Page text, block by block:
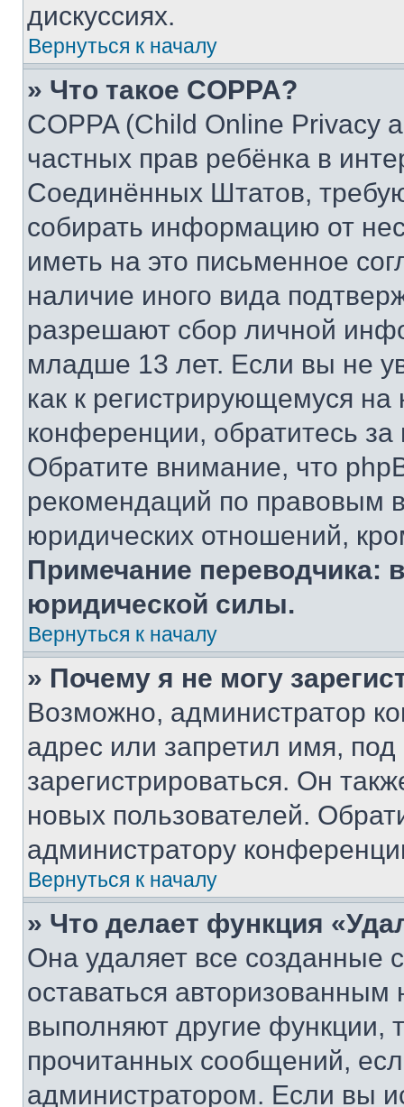
дискуссиях.
Вернуться к началу
» Что такое COPPA?
COPPA (Child Online Privacy
частных прав ребёнка в
Соединённых Штатов,
собирать информацию от
иметь на это письменное
наличие иного вида
разрешают сбор личной
младше 13 лет. Если вы не
как к регистрирующемуся
конференции, обратитесь
Обратите внимание, что
рекомендаций по правовым
юридических отношений,
Примечание переводчика:
юридической силы.
Вернуться к началу
» Почему я не могу
Возможно, администратор
адрес или запретил имя,
зарегистрироваться. Он
новых пользователей.
администратору
Вернуться к началу
» Что делает функция
Она удаляет все созданные
оставаться
выполняют другие функции,
прочитанных сообщений,
администратором. Если вы